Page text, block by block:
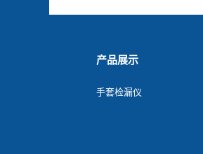
产品展示
手套检漏仪